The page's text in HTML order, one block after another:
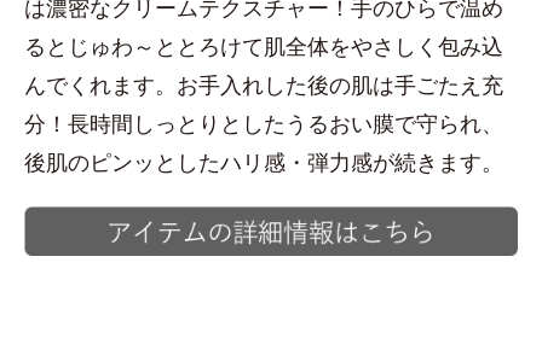
は濃密なクリームテクスチャー！手のひらで温め
るとじゅわ～ととろけて肌全体をやさしく包み込
んでくれます。お手入れした後の肌は手ごたえ充
分！長時間しっとりとしたうるおい膜で守られ、
後肌のピンッとしたハリ感・弾力感が続きます。